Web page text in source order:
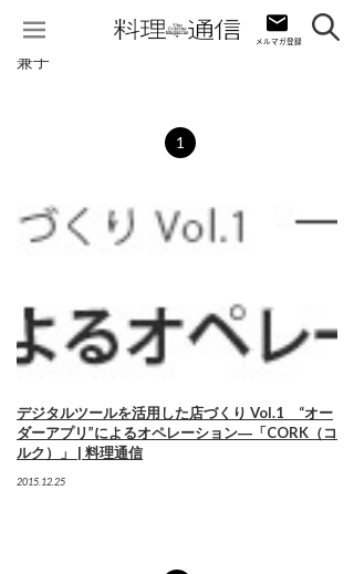
兼子
1
デジタルツールを活用した店づくり Vol.1 “オー
ダーアプリ”によるオペレーション―「CORK（コ
ルク）」 | 料理通信
2015.12.25